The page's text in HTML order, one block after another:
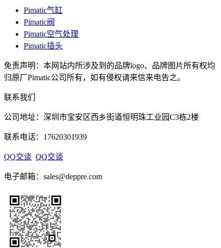
Pimatic气缸
Pimatic阀
Pimatic空气处理
Pimatic插头
免责声明：本网站内所涉及到的品牌logo、品牌图片所有权均
归原厂Pimatic公司所有，如有侵权请来信来电告之。
联系我们
公司地址：深圳市宝安区西乡街道恒明珠工业园C3栋2楼
联系电话：17620301939
QQ交谈 QQ交谈
电子邮箱：sales@deppre.com